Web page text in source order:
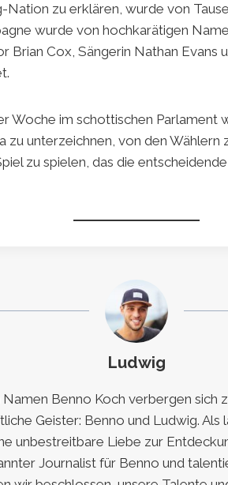
Nation zu erklären, wurde von
wurde von hochkarätigen
Brian Cox, Sängerin Nathan Evans
Woche im schottischen Parlament
zu unterzeichnen, von den Wählern
zu spielen, das die
Ludwig
Benno Koch verbergen sich
Geister: Benno und Ludwig. Als
unbestreitbare Liebe zur
Journalist für Benno und